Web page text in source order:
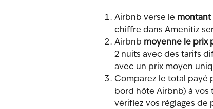
Airbnb verse le montant
chiffre dans Amenitiz
Airbnb moyenne le prix
2 nuits avec des tarifs
avec un prix moyen
Comparez le total payé
bord hôte Airbnb) à vos
vérifiez vos réglages de